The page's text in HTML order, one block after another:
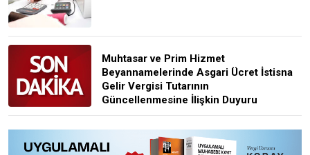
Muhtasar ve Prim Hizmet
Beyannamelerinde Asgari Ücret İstisna
Gelir Vergisi Tutarının
Güncellenmesine İlişkin Duyuru